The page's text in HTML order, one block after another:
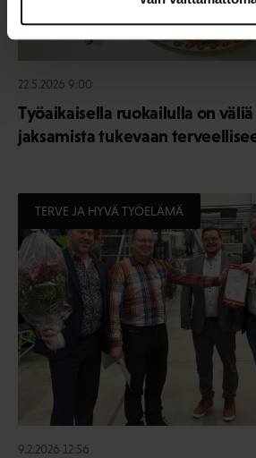
22.5.2026 9:00
Työaikaisella ruokailulla on
jaksamista tukevaan
TERVE JA HYVÄ TYÖELÄMÄ
9.2.2026 12:56